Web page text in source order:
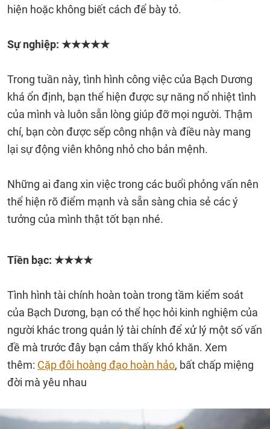
hiện hoặc không biết cách để bày tỏ.
Sự nghiệp: ★★★★★
Trong tuần này, tình hình công việc của Bạch Dương
khá ổn định, bạn thể hiện được sự năng nổ nhiệt tình
của mình và luôn sẵn lòng giúp đỡ mọi người. Thậm
chí, bạn còn được sếp công nhận và điều này mang
lại sự động viên không nhỏ cho bản mệnh.
Những ai đang xin việc trong các buổi phỏng vấn nên
thể hiện rõ điểm mạnh và sẵn sàng chia sẻ các ý
tưởng của mình thật tốt bạn nhé.
Tiền bạc: ★★★★
Tình hình tài chính hoàn toàn trong tầm kiểm soát
của Bạch Dương, bạn có thể học hỏi kinh nghiệm của
người khác trong quản lý tài chính để xử lý một số vấn
đề mà trước đây bạn cảm thấy khó khăn. Xem
thêm: Cặp đôi hoàng đạo hoàn hảo, bất chấp miệng
đời mà yêu nhau